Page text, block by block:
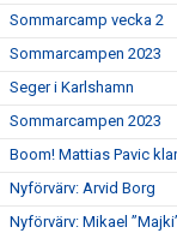
Sommarcamp vecka 2
Sommarcampen 2023
Seger i Karlshamn
Sommarcampen 2023
Boom! Mattias Pavic
Nyförvärv: Arvid Borg
Nyförvärv: Mikael